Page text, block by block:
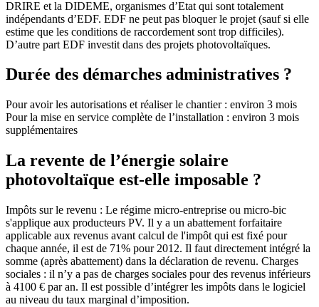
DRIRE et la DIDEME, organismes d’Etat qui sont totalement
indépendants d’EDF. EDF ne peut pas bloquer le projet (sauf si elle
estime que les conditions de raccordement sont trop difficiles).
D’autre part EDF investit dans des projets photovoltaïques.
Durée des démarches administratives ?
Pour avoir les autorisations et réaliser le chantier : environ 3 mois
Pour la mise en service complète de l’installation : environ 3 mois
supplémentaires
La revente de l’énergie solaire
photovoltaïque est-elle imposable ?
Impôts sur le revenu : Le régime micro-entreprise ou micro-bic
s'applique aux producteurs PV. Il y a un abattement forfaitaire
applicable aux revenus avant calcul de l'impôt qui est fixé pour
chaque année, il est de 71% pour 2012. Il faut directement intégré la
somme (après abattement) dans la déclaration de revenu. Charges
sociales : il n’y a pas de charges sociales pour des revenus inférieurs
à 4100 € par an. Il est possible d’intégrer les impôts dans le logiciel
au niveau du taux marginal d’imposition.